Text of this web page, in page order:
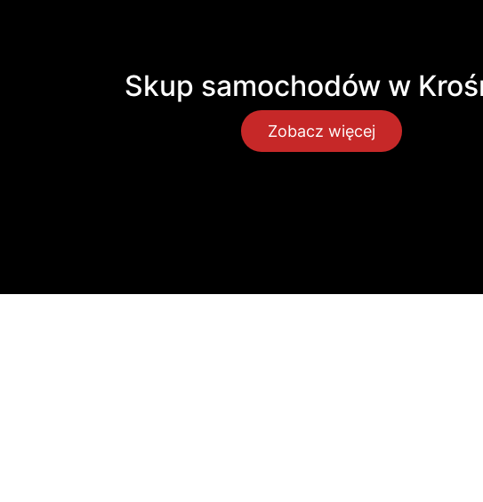
Skup samochodów w
Zobacz więcej